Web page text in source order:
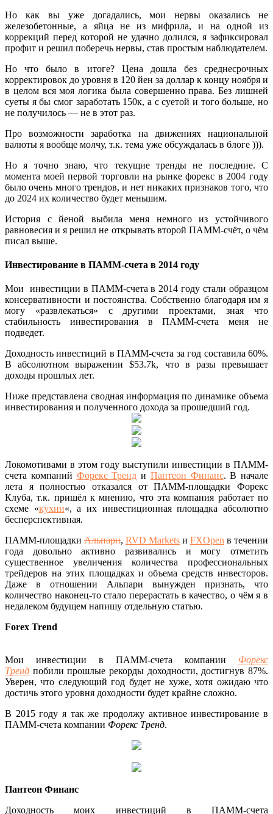
Но как вы уже догадались, мои нервы оказались не
железобетонные, а яйца не из мифрила, и на одной из
коррекций перед которой не удачно долился, я зафиксировал
профит и решил поберечь нервы, став простым наблюдателем.
Но что было в итоге? Цена дошла без среднесрочных
корректировок до уровня в 120 йен за доллар к концу ноября и
в целом вся моя логика была совершенно права. Без лишней
суеты я бы смог заработать 150к, а с суетой и того больше, но
не получилось — не в этот раз.
Про возможности заработка на движениях национальной
валюты я вообще молчу, т.к. тема уже обсуждалась в блоге ))).
Но я точно знаю, что текущие тренды не последние. С
момента моей первой торговли на рынке форекс в 2004 году
было очень много трендов, и нет никаких признаков того, что
до 2024 их количество будет меньшим.
История с йеной выбила меня немного из устойчивого
равновесия и я решил не открывать второй ПАММ-счёт, о чём
писал выше.
Инвестирование в ПАММ-счета в 2014 году
Мои инвестиции в ПАММ-счета в 2014 году стали образцом
консервативности и постоянства. Собственно благодаря им я
могу «развлекаться» с другими проектами, зная что
стабильность инвестирования в ПАММ-счета меня не
подведет.
Доходность инвестиций в ПАММ-счета за год составила 60%.
В абсолютном выражении $53.7k, что в разы превышает
доходы прошлых лет.
Ниже представлена сводная информация по динамике объема
инвестирования и полученного дохода за прошедший год.
Локомотивами в этом году выступили инвестиции в ПАММ-
счета компаний Форекс Тренд и Пантеон Финанс. В начале
лета я полностью отказался от ПАММ-площадки Форекс
Клуба, т.к. пришёл к мнению, что эта компания работает по
схеме «кухни«, а их инвестиционная площадка абсолютно
бесперспективная.
ПАММ-площадки Альпари, RVD Markets и FXOpen в течении
года довольно активно развивались и могу отметить
существенное увеличения количества профессиональных
трейдеров на этих площадках и объема средств инвесторов.
Даже в отношении Альпари вынужден признать, что
количество наконец-то стало перерастать в качество, о чём я в
недалеком будущем напишу отдельную статью.
Forex Trend
Мои инвестиции в ПАММ-счета компании Форекс
Тренд побили прошлые рекорды доходности, достигнув 87%.
Уверен, что следующий год будет не хуже, хотя ожидаю что
достичь этого уровня доходности будет крайне сложно.
В 2015 году я так же продолжу активное инвестирование в
ПАММ-счета компании Форекс Тренд.
Пантеон Финанс
Доходность моих инвестиций в ПАММ-счета